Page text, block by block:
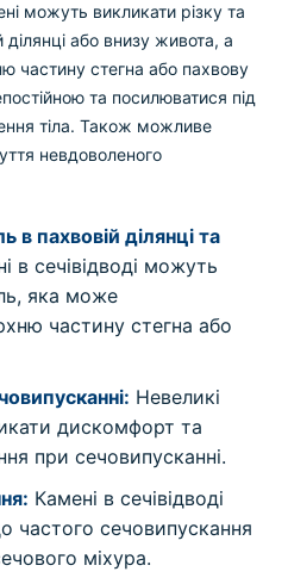
можуть викликати різку та
або внизу живота, а
частину стегна або пахвову
та посилюватися під
тіла. Також можливе
невдоволеного
в пахвовій ділянці та
в сечівідводі можуть
яка може
частину стегна або
Невеликі
дискомфорт та
при сечовипусканні.
Камені в сечівідводі
частого сечовипускання
міхура.